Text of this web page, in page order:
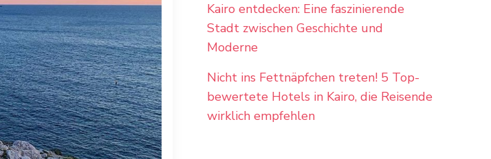
Kairo entdecken: Eine faszinierende
Stadt zwischen Geschichte und
Moderne
Nicht ins Fettnäpfchen treten! 5 Top-
bewertete Hotels in Kairo, die Reisende
wirklich empfehlen